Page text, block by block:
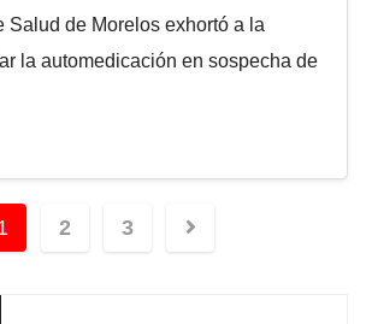
Salud de Morelos exhortó a la
la automedicación en sospecha de
2 3